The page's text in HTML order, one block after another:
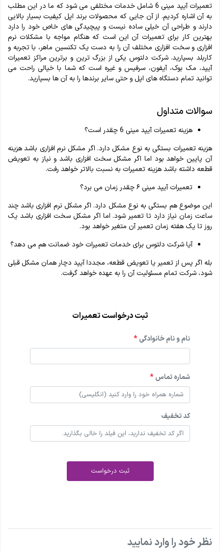
تعمیرات آیپد مینی 6 شامل خدمات مختلفی می شود که ما در این مطلب
به آن اشاره کردیم. از آن جایی که محصولات برند اپل کیفیت بسیار بالایی
دارند و طراحی آن خیلی ساده نیست و پیچیدگی های خاص خود را دارد
بهترین کار برای تعمیرات آن این است که هنگام مواجه با مشکلات نرم
افزاری و سخت افزاری مختلف آن را به دست یک تکنسین ماهر، با تجربه و
کاربلد بسپارید. شرکت دلتوس یکی از بزرگ ترین و برترین مراکز تعمیرات
آیپد، مک بوک، آیفون، سرفیس و غیره است که شما با خیالی راحت می
توانید تمام دستگاه های اپل و حتی سایر برندها را به آن ها بسپارید.
سوالات متداول
هزینه تعمیرات آیپد مینی 6 چقدر است؟
هزینه تعمیرات بستگی به نوع مشکل دارد. اگر مشکل نرم افزاری باشد هزینه
آن پایین خواهد بود اما اگر مشکل سخت افزاری باشد و نیاز به تعویض
قطعه داشته باشد هزینه تعمیرات به نسبت بالاتر خواهد رفت.
تعمیرات آیپد مینی ۶ چقدر زمان می برد؟
این موضوع هم بستگی به نوع مشکل دارد. اگر مشکل نرم افزاری باشد چند
ساعت زمان نیاز دارد تا تعمیر شود. اما اگر مشکل سخت افزاری باشد یک
روز تا یک هفته زمان تعمیر آن متغیر خواهد بود.
آیا شرکت دلتوس برای خدمات تعمیرات خود ضمانت هم می دهد؟
بله اگر پس از تعمیر یا تعویض قطعه، مجددا آیپد دچار همان مشکل قبلی
شود، شرکت تمام مسئولیت آن را به عهده خواهد گرفت.
ثبت درخواست تعمیرات
نام و نام خانوادگی *
شماره تماس *
کد تخفیف
ثبت درخواست
نظر خود را وارد نمایید